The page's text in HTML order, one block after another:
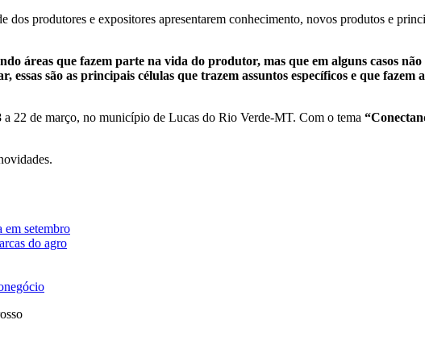
produtores e expositores apresentarem conhecimento, novos produtos e
áreas que fazem parte na vida do produtor, mas que em alguns casos
são as principais células que trazem assuntos específicos e que fazem
a 22 de março, no município de Lucas do Rio Verde-MT. Com o tema
em setembro
do agro